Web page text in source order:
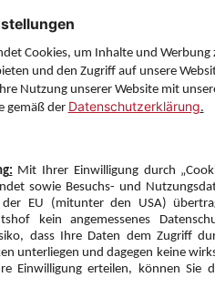
Zimmer 1 (2 Erwachsene)
Zimmerpreis ab € 1.709,-
Doppelzimmer Superior (DS1)
Halbpension (H)